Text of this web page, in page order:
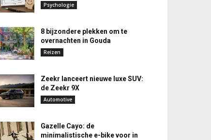
Psychologie
8 bijzondere plekken om te
overnachten in Gouda
Reizen
Zeekr lanceert nieuwe luxe SUV:
de Zeekr 9X
Automotive
Gazelle Cayo: de
minimalistische e-bike voor in